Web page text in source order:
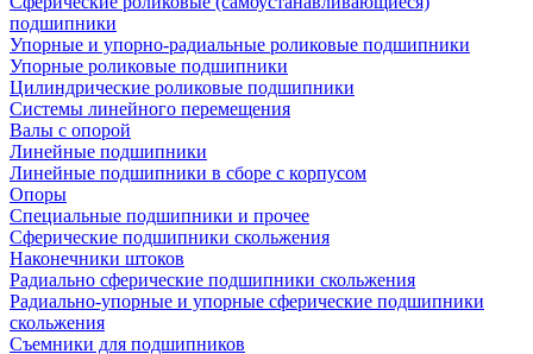
подшипники
Упорные и упорно-радиальные роликовые подшипники
Упорные роликовые подшипники
Цилиндрические роликовые подшипники
Системы линейного перемещения
Валы с опорой
Линейные подшипники
Линейные подшипники в сборе с корпусом
Опоры
Специальные подшипники и прочее
Сферические подшипники скольжения
Наконечники штоков
Радиально сферические подшипники скольжения
Радиально-упорные и упорные сферические подшипники
скольжения
Съемники для подшипников